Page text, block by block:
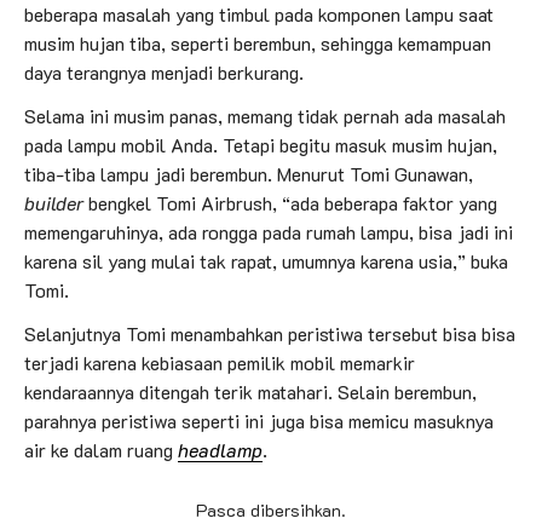
beberapa masalah yang timbul pada komponen lampu saat
musim hujan tiba, seperti berembun, sehingga kemampuan
daya terangnya menjadi berkurang.
Selama ini musim panas, memang tidak pernah ada masalah
pada lampu mobil Anda. Tetapi begitu masuk musim hujan,
tiba-tiba lampu jadi berembun. Menurut Tomi Gunawan,
builderbengkel Tomi Airbrush, “ada beberapa faktor yang
memengaruhinya, ada rongga pada rumah lampu, bisa jadi ini
karena sil yang mulai tak rapat, umumnya karena usia,” buka
Tomi.
Selanjutnya Tomi menambahkan peristiwa tersebut bisa bisa
terjadi karena kebiasaan pemilik mobil memarkir
kendaraannya ditengah terik matahari. Selain berembun,
parahnya peristiwa seperti ini juga bisa memicu masuknya
air ke dalam ruang headlamp.
Pasca dibersihkan.